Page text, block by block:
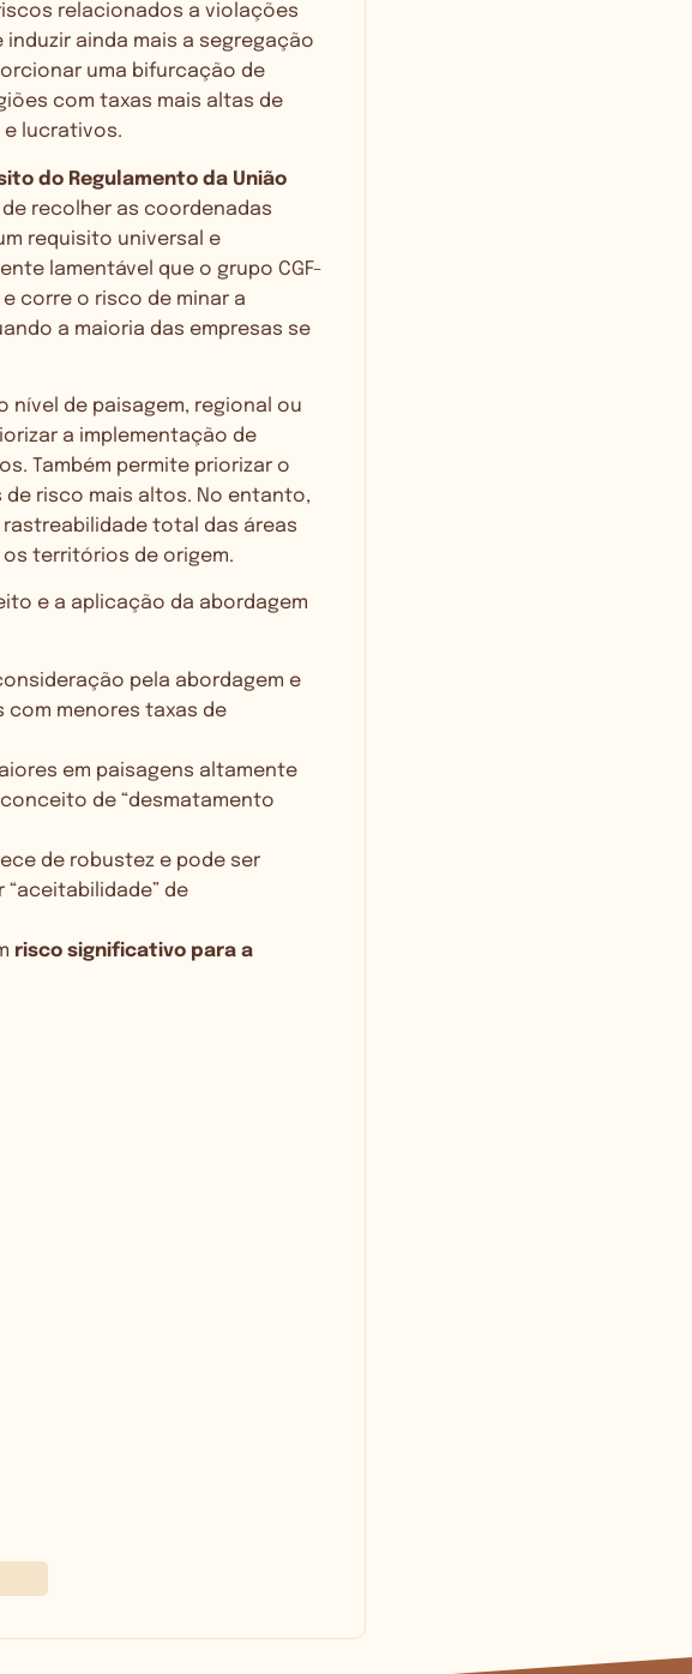
relacionados a violações
ainda mais a segregação
uma bifurcação de
com taxas mais altas de
e lucrativos.
do Regulamento da União
de recolher as coordenadas
requisito universal e
lamentável que o grupo CGF-
corre o risco de minar a
a maioria das empresas se
nível de paisagem, regional ou
a implementação de
Também permite priorizar o
risco mais altos. No entanto,
total das áreas
territórios de origem.
e a aplicação da abordagem
pela abordagem e
com menores taxas de
em paisagens altamente
de “desmatamento
de robustez e pode ser
de
risco significativo para a